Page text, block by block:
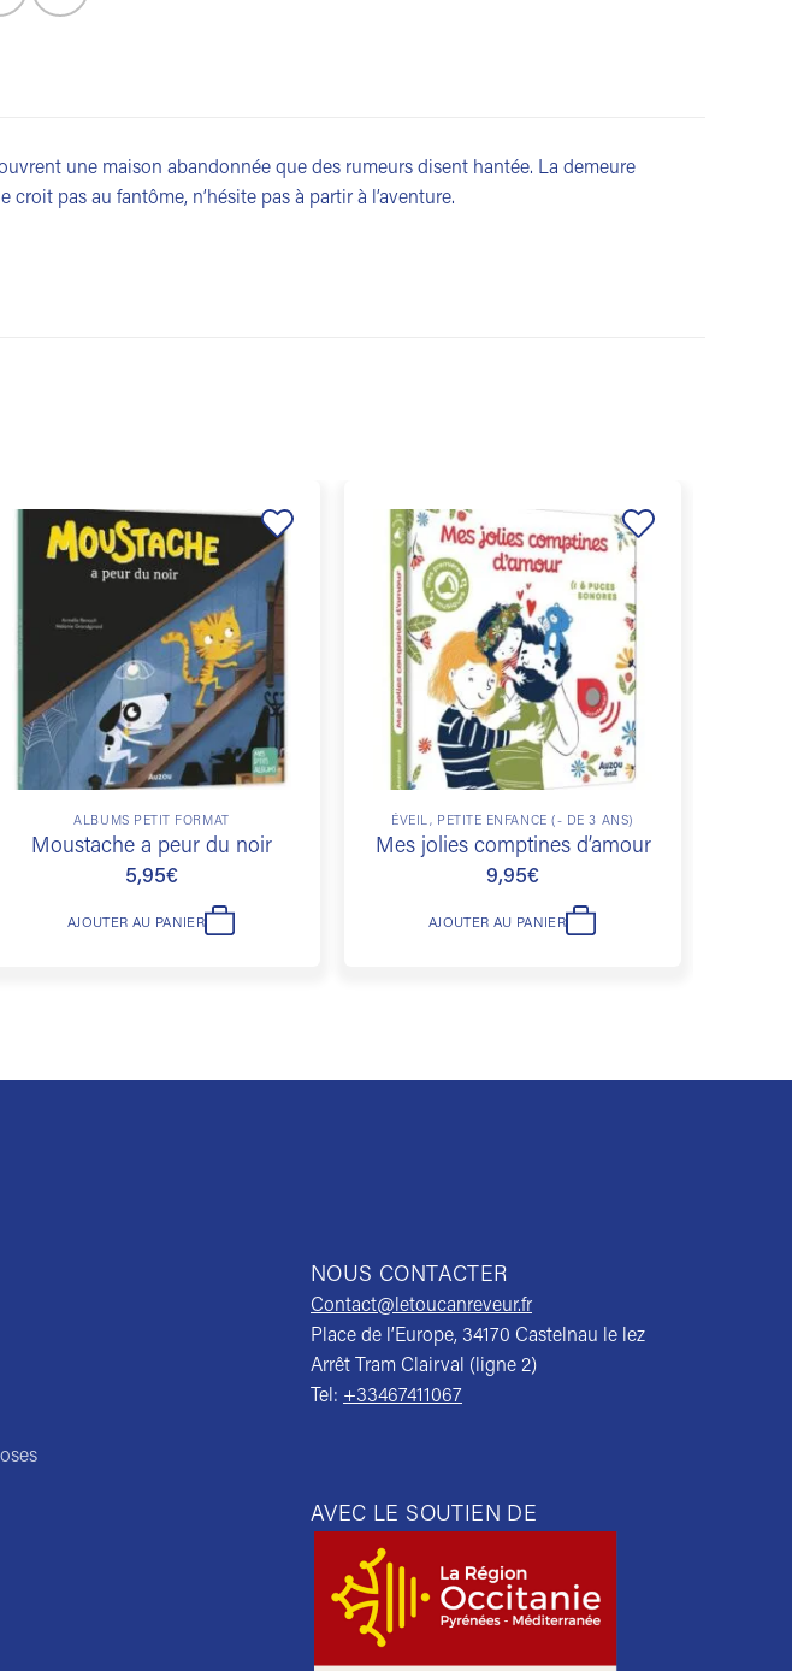
une maison abandonnée que des rumeurs disent hantée. La demeure
pas au fantôme, n’hésite pas à partir à l’aventure.
Ajouter
à la
liste de
souhaits
ALBUMS PETIT FORMAT
Moustache a peur du noir
5,95€
AJOUTER AU PANIER
Ajouter
à la
liste de
souhaits
ÉVEIL, PETITE ENFANCE (- DE 3 ANS)
Mes jolies comptines d’amour
9,95€
AJOUTER AU PANIER
NOUS CONTACTER
Contact@letoucanreveur.fr
Place de l’Europe, 34170 Castelnau le lez
Arrêt Tram Clairval (ligne 2)
Tel: +33467411067
AVEC LE SOUTIEN DE